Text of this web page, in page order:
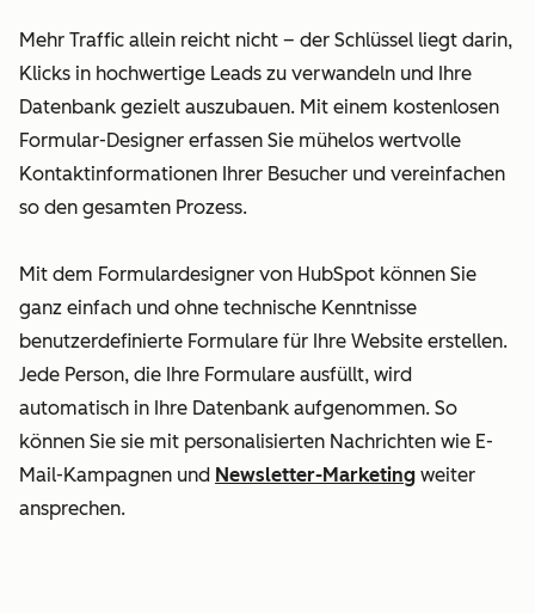
Mehr Traffic allein reicht nicht – der Schlüssel liegt darin,
Klicks in hochwertige Leads zu verwandeln und Ihre
Datenbank gezielt auszubauen. Mit einem kostenlosen
Formular-Designer erfassen Sie mühelos wertvolle
Kontaktinformationen Ihrer Besucher und vereinfachen
so den gesamten Prozess.
Mit dem Formulardesigner von HubSpot können Sie
ganz einfach und ohne technische Kenntnisse
benutzerdefinierte Formulare für Ihre Website erstellen.
Jede Person, die Ihre Formulare ausfüllt, wird
automatisch in Ihre Datenbank aufgenommen. So
können Sie sie mit personalisierten Nachrichten wie E-
Mail-Kampagnen und Newsletter-Marketing weiter
ansprechen.